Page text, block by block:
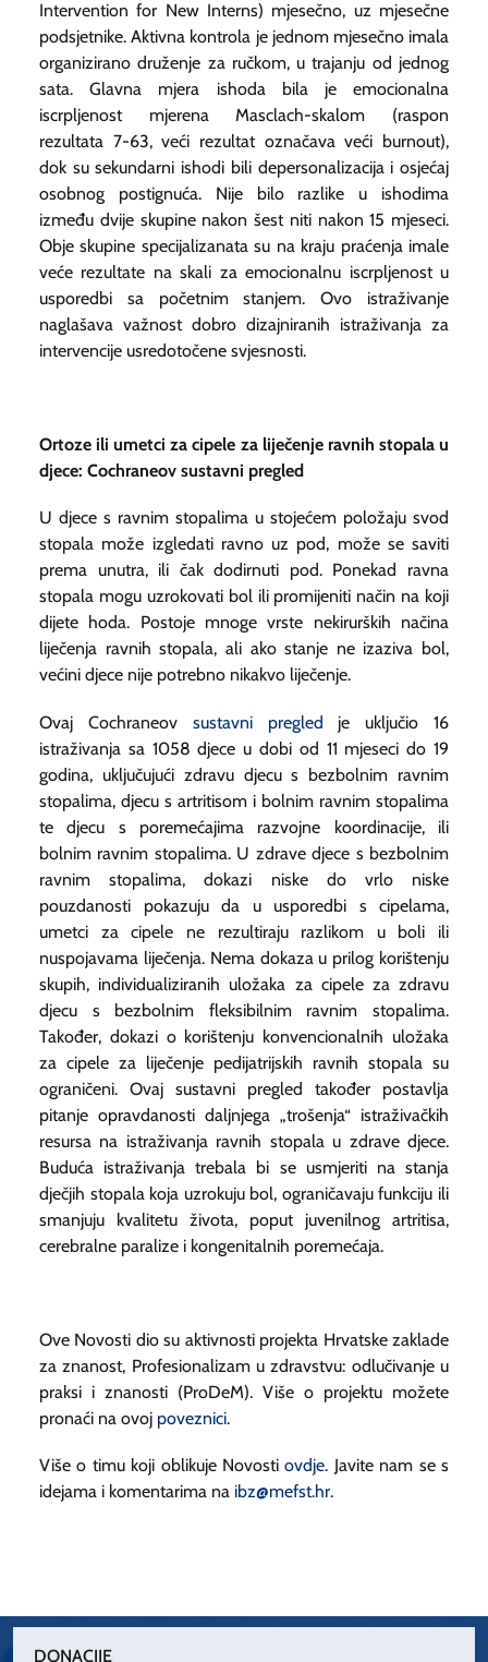
Intervention for New Interns) mjesečno, uz mjesečne
podsjetnike. Aktivna kontrola je jednom mjesečno imala
organizirano druženje za ručkom, u trajanju od jednog
sata. Glavna mjera ishoda bila je emocionalna
iscrpljenost mjerena Masclach-skalom (raspon
rezultata 7-63, veći rezultat označava veći burnout),
dok su sekundarni ishodi bili depersonalizacija i osjećaj
osobnog postignuća. Nije bilo razlike u ishodima
između dvije skupine nakon šest niti nakon 15 mjeseci.
Obje skupine specijalizanata su na kraju praćenja imale
veće rezultate na skali za emocionalnu iscrpljenost u
usporedbi sa početnim stanjem. Ovo istraživanje
naglašava važnost dobro dizajniranih istraživanja za
intervencije usredotočene svjesnosti.
Ortoze ili umetci za cipele za liječenje ravnih stopala u
djece: Cochraneov sustavni pregled
U djece s ravnim stopalima u stojećem položaju svod
stopala može izgledati ravno uz pod, može se saviti
prema unutra, ili čak dodirnuti pod. Ponekad ravna
stopala mogu uzrokovati bol ili promijeniti način na koji
dijete hoda. Postoje mnoge vrste nekirurških načina
liječenja ravnih stopala, ali ako stanje ne izaziva bol,
većini djece nije potrebno nikakvo liječenje.
Ovaj Cochraneov sustavni pregled je uključio 16
istraživanja sa 1058 djece u dobi od 11 mjeseci do 19
godina, uključujući zdravu djecu s bezbolnim ravnim
stopalima, djecu s artritisom i bolnim ravnim stopalima
te djecu s poremećajima razvojne koordinacije, ili
bolnim ravnim stopalima. U zdrave djece s bezbolnim
ravnim stopalima, dokazi niske do vrlo niske
pouzdanosti pokazuju da u usporedbi s cipelama,
umetci za cipele ne rezultiraju razlikom u boli ili
nuspojavama liječenja. Nema dokaza u prilog korištenju
skupih, individualiziranih uložaka za cipele za zdravu
djecu s bezbolnim fleksibilnim ravnim stopalima.
Također, dokazi o korištenju konvencionalnih uložaka
za cipele za liječenje pedijatrijskih ravnih stopala su
ograničeni. Ovaj sustavni pregled također postavlja
pitanje opravdanosti daljnjega „trošenja“ istraživačkih
resursa na istraživanja ravnih stopala u zdrave djece.
Buduća istraživanja trebala bi se usmjeriti na stanja
dječjih stopala koja uzrokuju bol, ograničavaju funkciju ili
smanjuju kvalitetu života, poput juvenilnog artritisa,
cerebralne paralize i kongenitalnih poremećaja.
Ove Novosti dio su aktivnosti projekta Hrvatske zaklade
za znanost, Profesionalizam u zdravstvu: odlučivanje u
praksi i znanosti (ProDeM). Više o projektu možete
pronaći na ovoj poveznici.
Više o timu koji oblikuje Novostiovdje. Javite nam se s
idejama i komentarima na ibz@mefst.hr.
DONACIJE